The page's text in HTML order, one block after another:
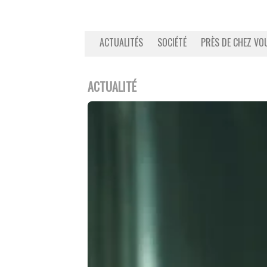
ACTUALITÉS SOCIÉTÉ PRÈS DE CHEZ
ACTUALITÉ